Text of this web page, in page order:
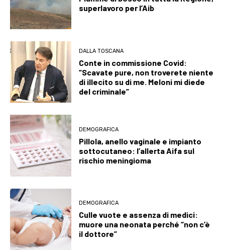
superlavoro per l’Aib
DALLA TOSCANA
Conte in commissione Covid:
“Scavate pure, non troverete niente
di illecito su di me. Meloni mi diede
del criminale”
DEMOGRAFICA
Pillola, anello vaginale e impianto
sottocutaneo: l’allerta Aifa sul
rischio meningioma
DEMOGRAFICA
Culle vuote e assenza di medici:
muore una neonata perché “non c’è
il dottore”